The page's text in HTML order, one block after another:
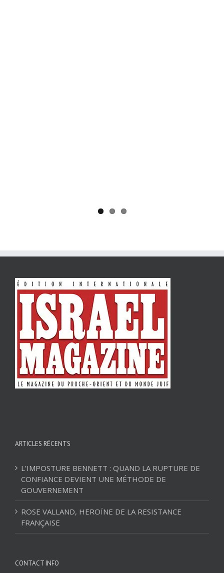
ARTICLES RÉCENTS
L’IMPOSTURE BENNETT : QUAND LA RUPTURE DE
CONFIANCE DEVIENT UNE MÉTHODE DE
GOUVERNEMENT
ROSE VALLAND, HEROÏNE DE LA RESISTANCE
FRANÇAISE
CONTACT INFO